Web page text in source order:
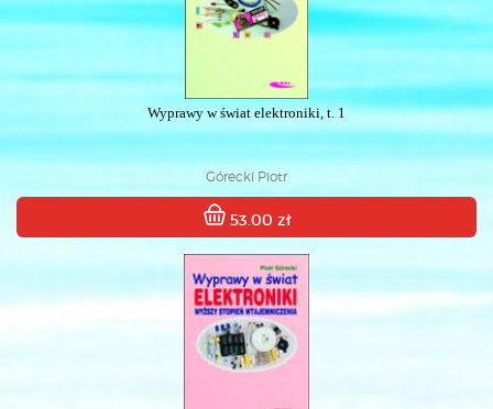
Wyprawy w świat elektroniki, t. 1
Górecki Piotr
53.00 zł